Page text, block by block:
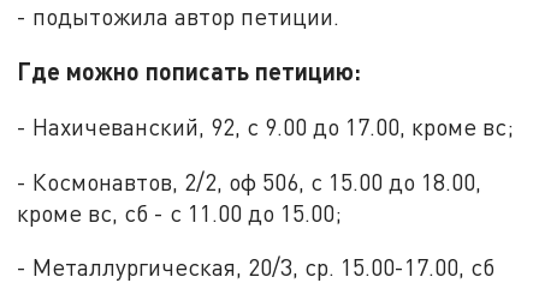
- подытожила автор петиции.
Где можно пописать петицию:
- Нахичеванский, 92, с 9.00 до 17.00, кроме вс;
- Космонавтов, 2/2, оф 506, с 15.00 до 18.00,
кроме вс, сб - с 11.00 до 15.00;
- Металлургическая, 20/3, ср. 15.00-17.00, сб